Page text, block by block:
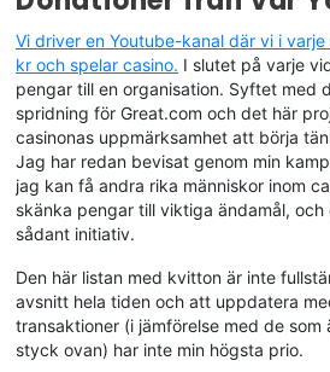
Vi driver en Youtube-kanal där vi i
kr och spelar casino. I slutet på varje
pengar till en organisation. Syftet med
spridning för Great.com och det här
casinonas uppmärksamhet att börja
Jag har redan bevisat genom min
jag kan få andra rika människor inom
skänka pengar till viktiga ändamål,
sådant initiativ.
Den här listan med kvitton är inte
avsnitt hela tiden och att uppdatera
transaktioner (i jämförelse med de som
styck ovan) har inte min högsta prio.